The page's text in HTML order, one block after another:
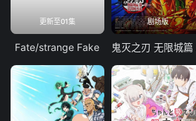
更新至01集
Fate/strange Fake
剧场版